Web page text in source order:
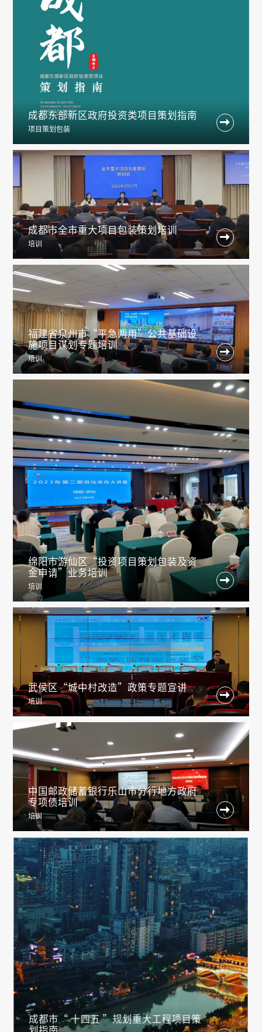
成都东部新区政府投资类项目策划指南
项目策划包装

成都市全市重大项目包装策划培训
培训

福建省泉州市“平急两用”公共基础设
施项目谋划专题培训
培训

绵阳市游仙区“投资项目策划包装及资
金申请”业务培训
培训

武侯区“城中村改造”政策专题宣讲
培训

中国邮政储蓄银行乐山市分行地方政府
专项债培训
培训

成都市“ 十四五 ”规划重大工程项目策